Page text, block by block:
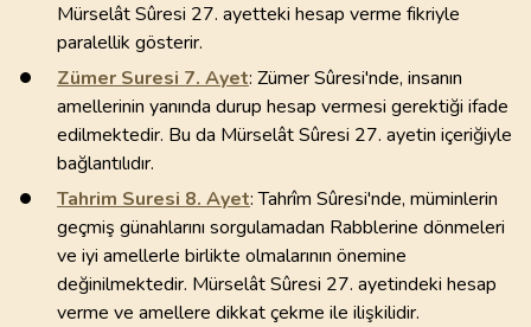
Mürselât Sûresi 27. ayetteki hesap verme fikriyle
paralellik gösterir.
Zümer Suresi 7. Ayet: Zümer Sûresi'nde, insanın
amellerinin yanında durup hesap vermesi gerektiği ifade
edilmektedir. Bu da Mürselât Sûresi 27. ayetin içeriğiyle
bağlantılıdır.
Tahrim Suresi 8. Ayet: Tahrîm Sûresi'nde, müminlerin
geçmiş günahlarını sorgulamadan Rabblerine dönmeleri
ve iyi amellerle birlikte olmalarının önemine
değinilmektedir. Mürselât Sûresi 27. ayetindeki hesap
verme ve amellere dikkat çekme ile ilişkilidir.